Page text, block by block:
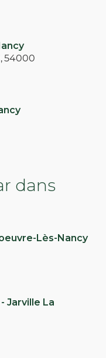
54000
dans
Lès-Nancy
Jarville La